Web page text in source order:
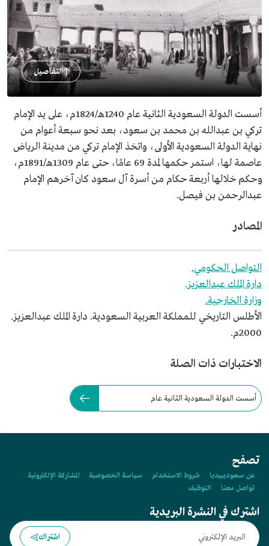
التفاصيل
أسست الدولة السعودية الثانية عام 1240هـ/1824م، على يد الإمام
تركي بن عبدالله بن محمد بن سعود، بعد نحو سبعة أعوام من
نهاية الدولة السعودية الأولى، واتخذ الإمام تركي من مدينة الرياض
عاصمة لها، استمر حكمها لمدة 69 عامًا، حتى عام 1309هـ/1891م،
وحكم خلالها أربعة حكام من أسرة آل سعود كان آخرهم الإمام
عبدالرحمن بن فيصل.
المصادر
التواصل الحكومي.
دارة الملك عبدالعزيز.
وزارة الخارجية.
الأطلس التاريخي للمملكة العربية السعودية. دارة الملك عبدالعزيز.
2000م.
الاختبارات ذات الصلة
أسست الدولة السعودية الثانية عام
تصفح
عن سعوديبيديا شروط الاستخدام سياسة الخصوصية
المشاركة الإلكترونية
تواصل معنا
التوظيف
اشترك في النشرة البريدية
اشتراك